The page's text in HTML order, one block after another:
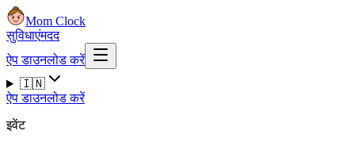
Mom Clock
सुविधाएंमदद
ऐप डाउनलोड करें
🇮🇳
ऐप डाउनलोड करें
इवेंट